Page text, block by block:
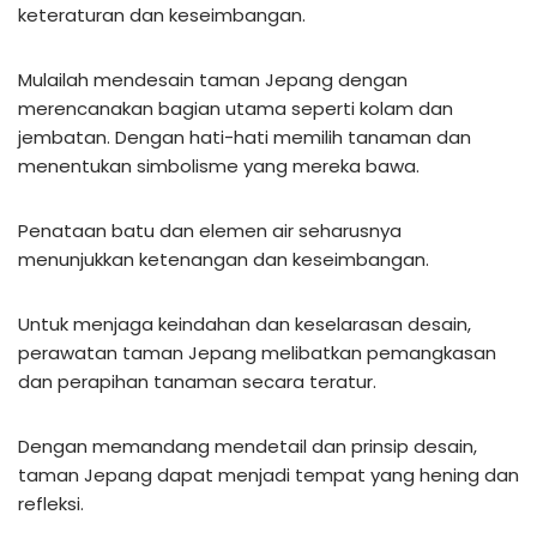
keteraturan dan keseimbangan.
Mulailah mendesain taman Jepang dengan
merencanakan bagian utama seperti kolam dan
jembatan. Dengan hati-hati memilih tanaman dan
menentukan simbolisme yang mereka bawa.
Penataan batu dan elemen air seharusnya
menunjukkan ketenangan dan keseimbangan.
Untuk menjaga keindahan dan keselarasan desain,
perawatan taman Jepang melibatkan pemangkasan
dan perapihan tanaman secara teratur.
Dengan memandang mendetail dan prinsip desain,
taman Jepang dapat menjadi tempat yang hening dan
refleksi.